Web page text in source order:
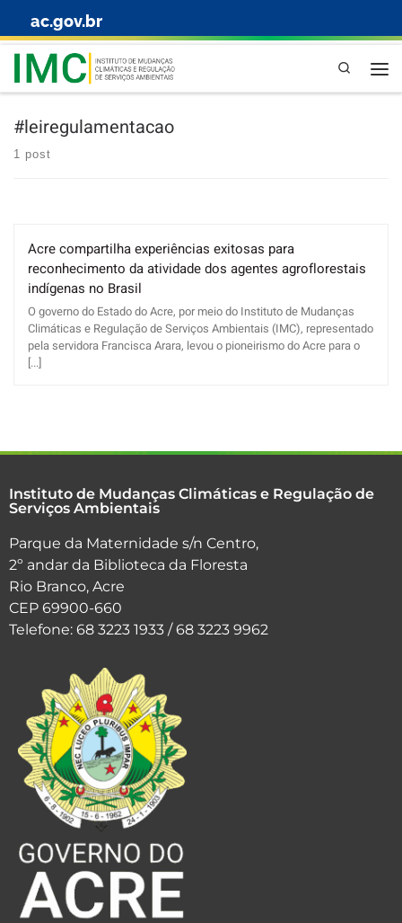
Skip to content
ac.gov.br
Pesquisa
#leiregulamentacao
1 post
Acre compartilha experiências exitosas para
reconhecimento da atividade dos agentes agroflorestais
indígenas no Brasil
O governo do Estado do Acre, por meio do Instituto de Mudanças
Climáticas e Regulação de Serviços Ambientais (IMC), representado
pela servidora Francisca Arara, levou o pioneirismo do Acre para o
[...]
Instituto de Mudanças Climáticas e Regulação de
Serviços Ambientais
Parque da Maternidade s/n Centro,
2º andar da Biblioteca da Floresta
Rio Branco, Acre
CEP 69900-660
Telefone: 68 3223 1933 / 68 3223 9962